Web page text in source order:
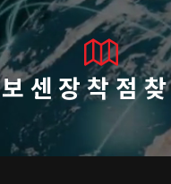
보센장착점